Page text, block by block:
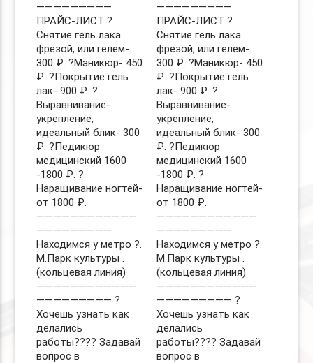
—————————
ПРАЙС-ЛИСТ ?
Снятие гель лака
фрезой, или гелем-
300 ₽. ?Маникюр- 450
₽. ?Покрытие гель
лак- 900 ₽. ?
Выравнивание-
укрепление,
идеальный блик- 300
₽. ?Педикюр
медицинский 1600
-1800 ₽. ?
Наращивание ногтей-
от 1800 ₽.
————————————
—————————
Находимся у метро ?.
М.Парк культуры .
(кольцевая линия)
————————————
————————— ?
Хочешь узнать как
делались
работы???‍? Задавай
вопрос в
—————————
ПРАЙС-ЛИСТ ?
Снятие гель лака
фрезой, или гелем-
300 ₽. ?Маникюр- 450
₽. ?Покрытие гель
лак- 900 ₽. ?
Выравнивание-
укрепление,
идеальный блик- 300
₽. ?Педикюр
медицинский 1600
-1800 ₽. ?
Наращивание ногтей-
от 1800 ₽.
————————————
—————————
Находимся у метро ?.
М.Парк культуры .
(кольцевая линия)
————————————
————————— ?
Хочешь узнать как
делались
работы???‍? Задавай
вопрос в